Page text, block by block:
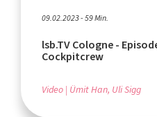
09.02.2023 - 59 Min.
lsb.TV Cologne -
Cockpitcrew
Video Ümit Han, Uli Sigg